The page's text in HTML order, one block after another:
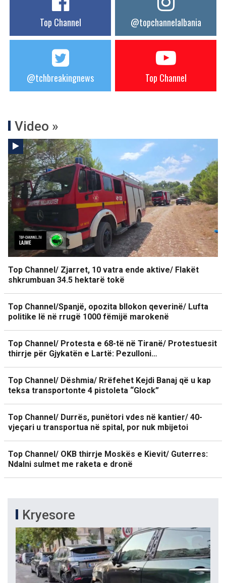
Top Channel @topchannelalbania
@tchbreakingnews Top Channel
Video »
Top Channel/ Zjarret, 10 vatra ende aktive/ Flakët
shkrumbuan 34.5 hektarë tokë
Top Channel/Spanjë, opozita bllokon qeverinë/ Lufta
politike lë në rrugë 1000 fëmijë marokenë
Top Channel/ Protesta e 68-të në Tiranë/ Protestuesit
thirrje për Gjykatën e Lartë: Pezulloni…
Top Channel/ Dëshmia/ Rrëfehet Kejdi Banaj që u kap
teksa transportonte 4 pistoleta “Glock”
Top Channel/ Durrës, punëtori vdes në kantier/ 40-
vjeçari u transportua në spital, por nuk mbijetoi
Top Channel/ OKB thirrje Moskës e Kievit/ Guterres:
Ndalni sulmet me raketa e dronë
Kryesore